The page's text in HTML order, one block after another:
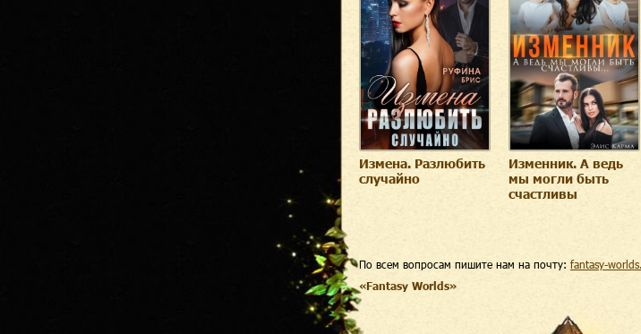
Измена. Разлюбить
случайно
Изменник. А ведь
мы могли быть
счастливы
По всем вопросам пишите нам на почту: fantasy-
«Fantasy Worlds»